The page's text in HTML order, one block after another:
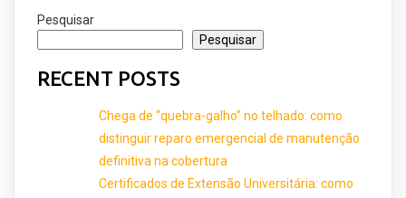
Pesquisar
Pesquisar
RECENT POSTS
Chega de “quebra-galho” no telhado: como
distinguir reparo emergencial de manutenção
definitiva na cobertura
Certificados de Extensão Universitária: como